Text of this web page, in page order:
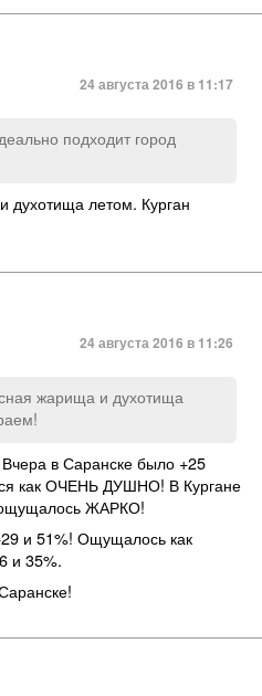
24 августа 2016 в 11:17
подходит город
духотища летом. Курган
24 августа 2016 в 11:26
жарища и духотища
в Саранске было +25
как ОЧЕНЬ ДУШНО! В Кургане
ощущалось ЖАРКО!
и 51%! Ощущалось как
и 35%.